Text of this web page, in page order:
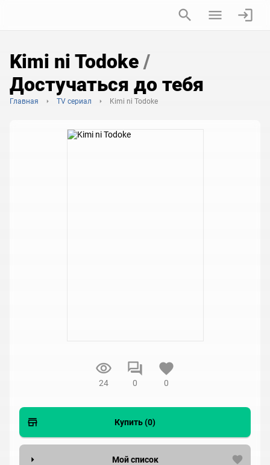
Kimi ni Todoke /
Достучаться до тебя
Главная TV сериал Kimi ni Todoke
24 0 0
Купить (0)
Мой список